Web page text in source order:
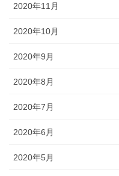
2020年11月
2020年10月
2020年9月
2020年8月
2020年7月
2020年6月
2020年5月